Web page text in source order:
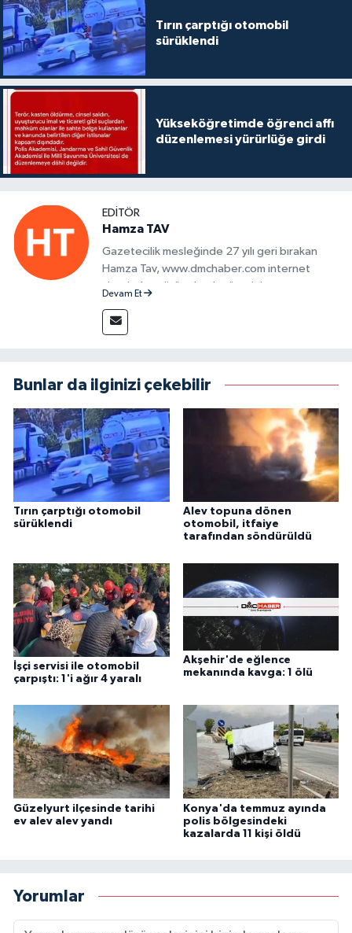
Tırın çarptığı otomobil
sürüklendi
Yükseköğretimde öğrenci affı
düzenlemesi yürürlüğe girdi
EDITÖR
Hamza TAV
Gazetecilik mesleğinde 27 yılı geri bırakan
Hamza Tav, www.dmchaber.com internet
sitesinde editör olarak görevini
Devam Et
Bunlar da ilginizi çekebilir
Tırın çarptığı otomobil
sürüklendi
Alev topuna dönen
otomobil, itfaiye
tarafından söndürüldü
İşçi servisi ile otomobil
çarpıştı: 1'i ağır 4 yaralı
Akşehir'de eğlence
mekanında kavga: 1 ölü
Güzelyurt ilçesinde tarihi
ev alev alev yandı
Konya'da temmuz ayında
polis bölgesindeki
kazalarda 11 kişi öldü
Yorumlar